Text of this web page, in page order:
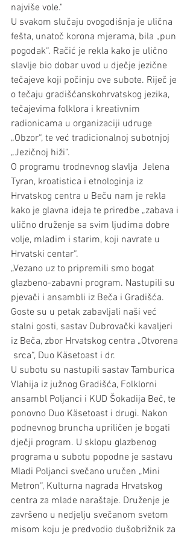
najviše vole."
U svakom slučaju ovogodišnja je ulična
fešta, unatoč korona mjerama, bila „pun
pogodak“. Račić je rekla kako je ulično
slavlje bio dobar uvod u dječje jezične
tečajeve koji počinju ove subote. Riječ je
o tečaju gradišćanskohrvatskog jezika,
tečajevima folklora i kreativnim
radionicama u organizaciji udruge
„Obzor“, te već tradicionalnoj subotnjoj
„Jezičnoj hiži“.
O programu trodnevnog slavlja  Jelena
Tyran, kroatistica i etnologinja iz
Hrvatskog centra u Beču nam je rekla
kako je glavna ideja te priredbe „zabava i
ulično druženje sa svim ljudima dobre
volje, mladim i starim, koji navrate u
Hrvatski centar“.
„Vezano uz to pripremili smo bogat
glazbeno-zabavni program. Nastupili su
pjevači i ansambli iz Beča i Gradišća.
Goste su u petak zabavljali naši već
stalni gosti, sastav Dubrovački kavaljeri
iz Beča, zbor Hrvatskog centra „Otvorena
srca“, Duo Käsetoast i dr.
U subotu su nastupili sastav Tamburica
Vlahija iz južnog Gradišća, Folklorni
ansambl Poljanci i KUD Šokadija Beč, te
ponovno Duo Käsetoast i drugi. Nakon
podnevnog bruncha upriličen je bogati
dječji program. U sklopu glazbenog
programa u subotu popodne je sastavu
Mladi Poljanci svečano uručen „Mini
Metron“, Kulturna nagrada Hrvatskog
centra za mlade naraštaje. Druženje je
završeno u nedjelju svečanom svetom
misom koju je predvodio dušobrižnik za